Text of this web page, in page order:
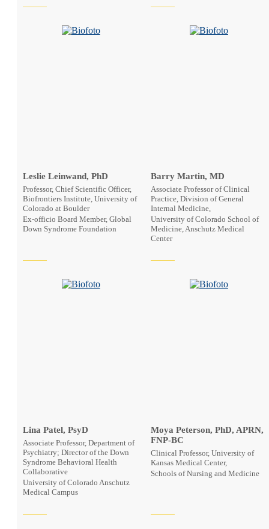
Leslie Leinwand, PhD
Professor, Chief Scientific Officer,
Biofrontiers Institute, University of
Colorado at Boulder
Ex-officio Board Member, Global
Down Syndrome Foundation
Barry Martin, MD
Associate Professor of Clinical
Practice, Division of General
Internal Medicine,
University of Colorado School of
Medicine, Anschutz Medical
Center
Lina Patel, PsyD
Associate Professor, Department of
Psychiatry; Director of the Down
Syndrome Behavioral Health
Collaborative
University of Colorado Anschutz
Medical Campus
Moya Peterson, PhD, APRN,
FNP-BC
Clinical Professor, University of
Kansas Medical Center,
Schools of Nursing and Medicine